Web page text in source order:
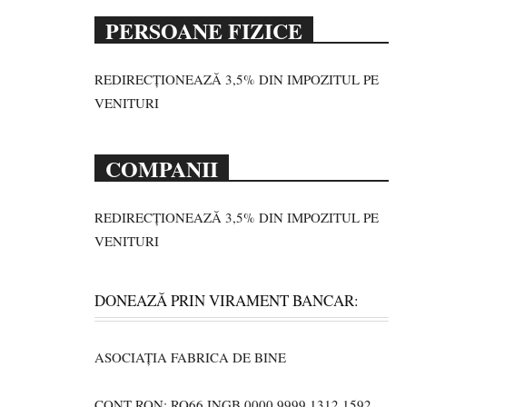
PERSOANE FIZICE
REDIRECȚIONEAZĂ 3,5% DIN IMPOZITUL PE
VENITURI
COMPANII
REDIRECȚIONEAZĂ 3,5% DIN IMPOZITUL PE
VENITURI
DONEAZĂ PRIN VIRAMENT BANCAR:
ASOCIAȚIA FABRICA DE BINE